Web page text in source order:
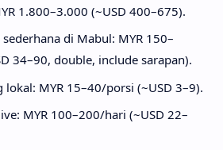
1.800–3.000 (~USD 400–675).
di Mabul: MYR 150–
34–90, double, include sarapan).
MYR 15–40/porsi (~USD 3–9).
MYR 100–200/hari (~USD 22–